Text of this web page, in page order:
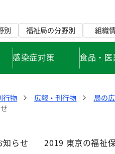
別 福祉局の分野別 組織
感染症対策 食品・
行物 広報・刊行物 局の
らせ 2019 東京の福祉